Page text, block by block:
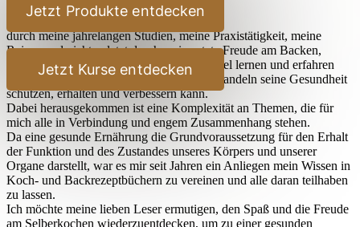
Jetzt Produkte entdecken
Jetzt Kurse entdecken
Lieber Leser,
durch meine jahrelangen Studien, meine Praxistätigkeit, meine
Reisen und nicht zuletzt durch meine stete Freude am Backen,
Kochen und Ausprobieren habe ich sehr viel lernen und erfahren
dürfen, wie der Mensch durch bewußtes Handeln seine Gesundheit
schützen, erhalten und verbessern kann.
Dabei herausgekommen ist eine Komplexität an Themen, die für
mich alle in Verbindung und engem Zusammenhang stehen.
Da eine gesunde Ernährung die Grundvoraussetzung für den Erhalt
der Funktion und des Zustandes unseres Körpers und unserer
Organe darstellt, war es mir seit Jahren ein Anliegen mein Wissen in
Koch- und Backrezeptbüchern zu vereinen und alle daran teilhaben
zu lassen.
Ich möchte meine lieben Leser ermutigen, den Spaß und die Freude
am Selberkochen wiederzuentdecken, um zu einer gesunden